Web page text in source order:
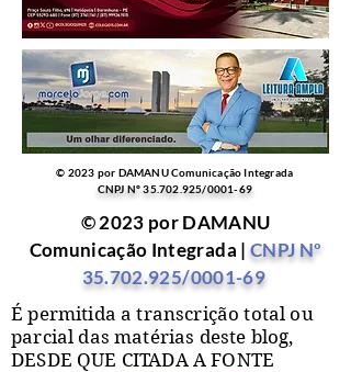
© 2023 por DAMANU Comunicação Integrada
CNPJ Nº35.702.925/0001-69
© 2023 por DAMANU
Comunicação Integrada | CNPJ Nº
35.702.925/0001-69
É permitida a transcrição total ou
parcial das matérias deste blog,
DESDE QUE CITADA A FONTE